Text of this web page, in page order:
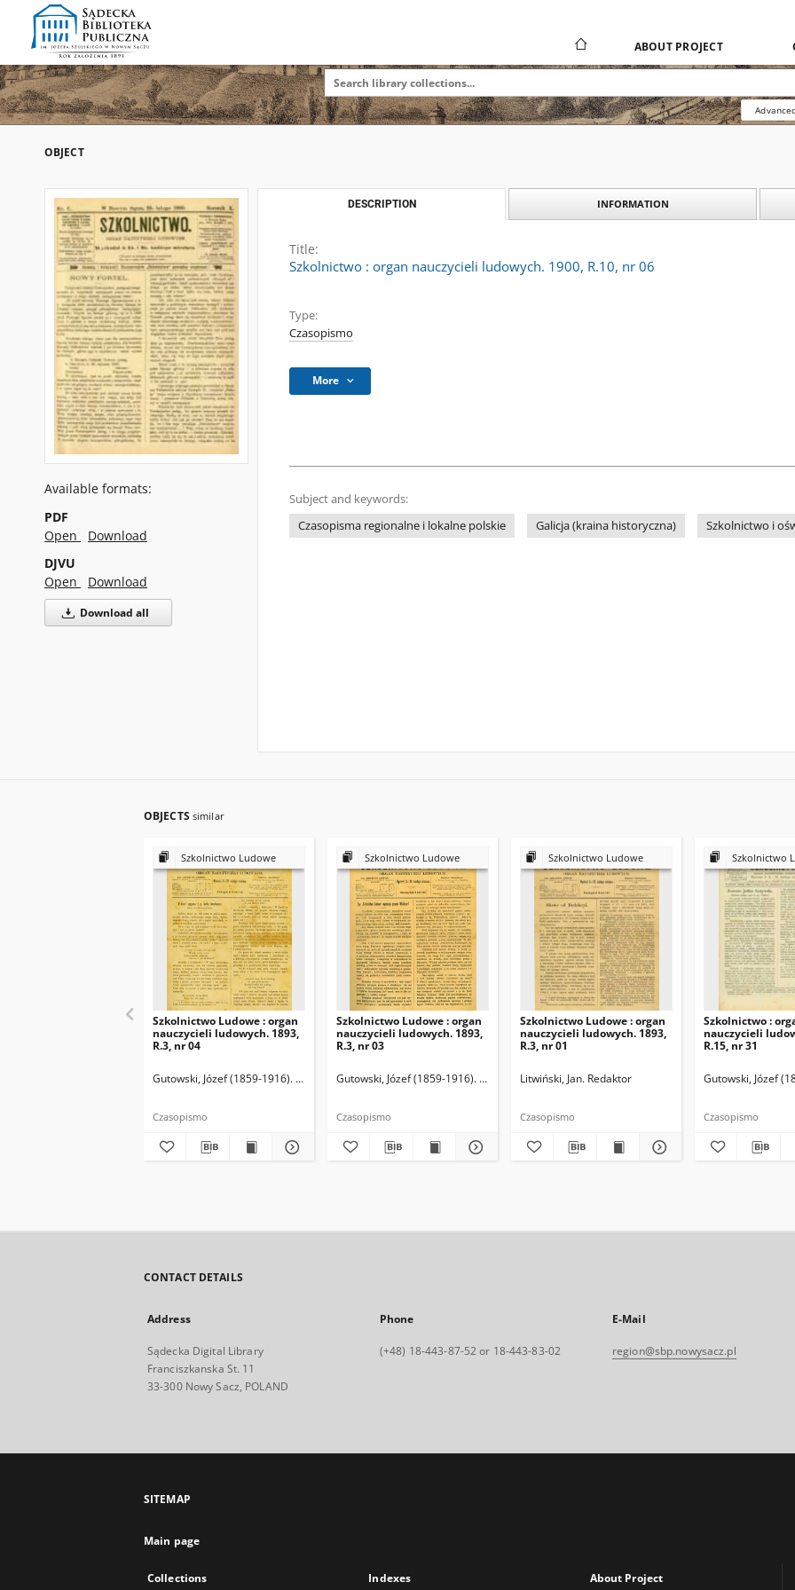
ABOUT PROJECT
OBJECT
Available formats:
PDF
Open
Download
DJVU
Open
Download
Download all
DESCRIPTION INFORMATION
Title:
Szkolnictwo : organ nauczycieli ludowych. 1900, R.10, nr 06
Type:
Czasopismo
More
Subject and keywords:
Czasopisma regionalne i lokalne polskie
Galicja (kraina historyczna) Szkolnictwo i
OBJECTS similar
Szkolnictwo Ludowe
Szkolnictwo Ludowe : organ
nauczycieli ludowych. 1893,
R.3, nr 04
Gutowski, Józef (1859-1916). Redaktor
Czasopismo
Szkolnictwo Ludowe
Szkolnictwo Ludowe : organ
nauczycieli ludowych. 1893,
R.3, nr 03
Gutowski, Józef (1859-1916). Redaktor
Czasopismo
Szkolnictwo Ludowe
Szkolnictwo Ludowe : organ
nauczycieli ludowych. 1893,
R.3, nr 01
Litwiński, Jan. Redaktor
Czasopismo
Szkolnictwo
Szkolnictwo :
nauczycieli
R.15, nr 31
Gutowski, Józef
Czasopismo
CONTACT DETAILS
Address
Sądecka Digital Library
Franciszkanska St. 11
33-300 Nowy Sacz, POLAND
Phone
(+48) 18-443-87-52 or 18-443-83-02
E-Mail
region@sbp.nowysacz.pl
SITEMAP
Main page
Collections Indexes About Project